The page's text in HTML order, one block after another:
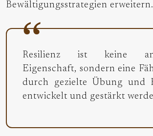
Bewältigungsstrategien erweitern.
Resilienz ist keine
Eigenschaft, sondern eine
durch gezielte Übung und
entwickelt und gestärkt